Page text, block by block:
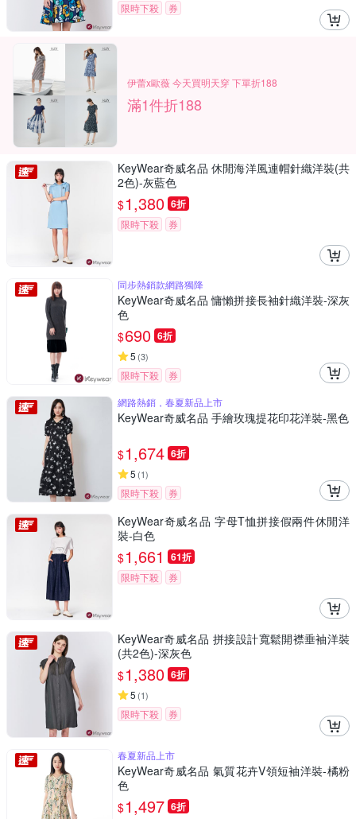
限時下殺 券
伊蕾x歐薇 今天買明天穿 下單折188
滿1件折188
KeyWear奇威名品 休閒海洋風連帽針織洋裝(共
2色)-灰藍色
$1,380 6折
限時下殺 券
同步熱銷款網路獨降
KeyWear奇威名品 慵懶拼接長袖針織洋裝-深灰
色
$690 6折
5 (3)
限時下殺
券
網路熱銷，春夏新品上市
KeyWear奇威名品 手繪玫瑰提花印花洋裝-黑色
$1,674 6折
5 (1)
限時下殺 券
KeyWear奇威名品 字母T恤拼接假兩件休閒洋
裝-白色
$1,661 61折
限時下殺 券
KeyWear奇威名品 拼接設計寬鬆開襟垂袖洋裝
(共2色)-深灰色
$1,380 6折
5 (1)
限時下殺 券
春夏新品上市
KeyWear奇威名品 氣質花卉V領短袖洋裝-橘粉
色
$1,497 6折